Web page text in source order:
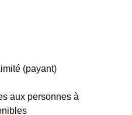
(payant)
aux personnes à